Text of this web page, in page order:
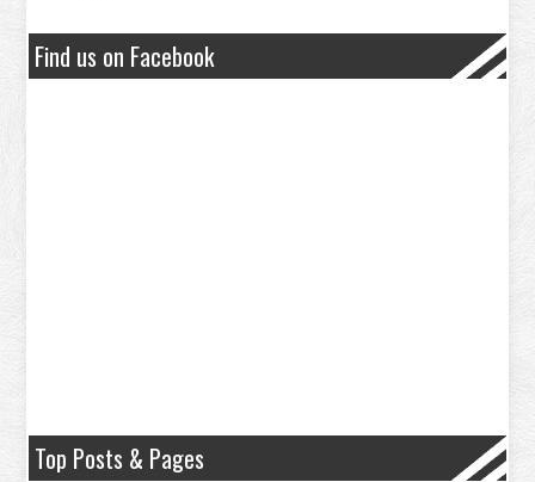
Find us on Facebook
Top Posts & Pages